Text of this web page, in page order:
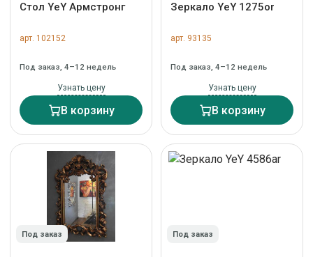
Стол YeY Армстронг
арт. 102152
Под заказ, 4–12 недель
Узнать цену
В корзину
Зеркало YeY 1275or
арт. 93135
Под заказ, 4–12 недель
Узнать цену
В корзину
Под заказ Под заказ